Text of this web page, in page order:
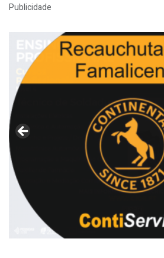
Publicidade